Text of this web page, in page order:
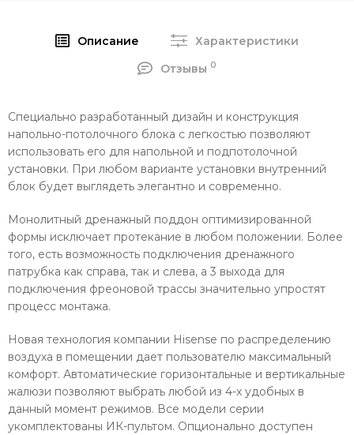
Описание
Характеристики
Отзывы 0
Специально разработанный дизайн и конструкция
напольно-потолочного блока с легкостью позволяют
использовать его для напольной и подпотолочной
установки. При любом варианте установки внутренний
блок будет выглядеть элегантно и современно.
Монолитный дренажный поддон оптимизированной
формы исключает протекание в любом положении. Более
того, есть возможность подключения дренажного
патрубка как справа, так и слева, а 3 выхода для
подключения фреоновой трассы значительно упростят
процесс монтажа.
Новая технология компании Hisense по распределению
воздуха в помещении дает пользователю максимальный
комфорт. Автоматические горизонтальные и вертикальные
жалюзи позволяют выбрать любой из 4-х удобных в
данный момент режимов. Все модели серии
укомплектованы ИК-пультом. Опционально доступен